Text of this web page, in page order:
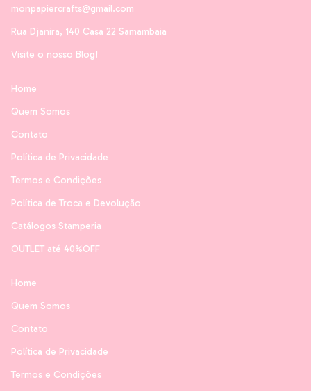
monpapiercrafts@gmail.com
Rua Djanira, 140 Casa 22 Samambaia
Visite o nosso Blog!
Home
Quem Somos
Contato
Política de Privacidade
Termos e Condições
Política de Troca e Devolução
Catálogos Stamperia
OUTLET até 40%OFF
Home
Quem Somos
Contato
Política de Privacidade
Termos e Condições